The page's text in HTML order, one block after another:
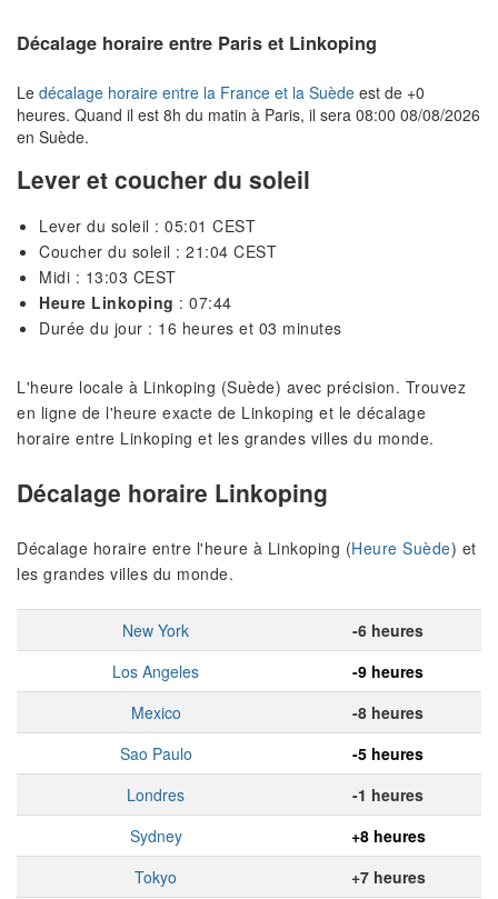
Décalage horaire entre Paris et Linkoping
Le décalage horaire entre la France et la Suède est de +0
heures. Quand il est 8h du matin à Paris, il sera 08:00 08/08/2026
en Suède.
Lever et coucher du soleil
Lever du soleil : 05:01 CEST
Coucher du soleil : 21:04 CEST
Midi : 13:03 CEST
Heure Linkoping : 07:44
Durée du jour : 16 heures et 03 minutes
L'heure locale à Linkoping (Suède) avec précision. Trouvez
en ligne de l'heure exacte de Linkoping et le décalage
horaire entre Linkoping et les grandes villes du monde.
Décalage horaire Linkoping
Décalage horaire entre l'heure à Linkoping (Heure Suède) et
les grandes villes du monde.
New York
-6 heures
Los Angeles
-9 heures
Mexico
-8 heures
Sao Paulo
-5 heures
Londres
-1 heures
Sydney
+8 heures
Tokyo
+7 heures